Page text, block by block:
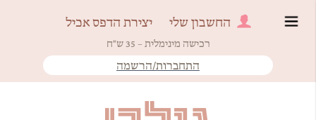
החשבון שלי יצירת הדפס אכיל
רכישה מינימלית – 35 ש"ח
התחברות/הרשמה
Since 1950